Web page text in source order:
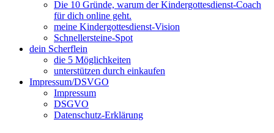
Die 10 Gründe, warum der Kindergottesdienst-Coach
für dich online geht.
meine Kindergottesdienst-Vision
Schnellersteine-Spot
dein Scherflein
die 5 Möglichkeiten
unterstützen durch einkaufen
Impressum/DSVGO
Impressum
DSGVO
Datenschutz-Erklärung